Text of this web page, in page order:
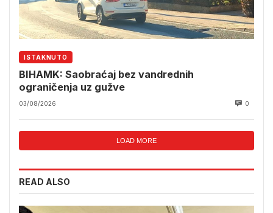
ISTAKNUTO
BIHAMK: Saobraćaj bez vandrednih
ograničenja uz gužve
03/08/2026 0
LOAD MORE
READ ALSO